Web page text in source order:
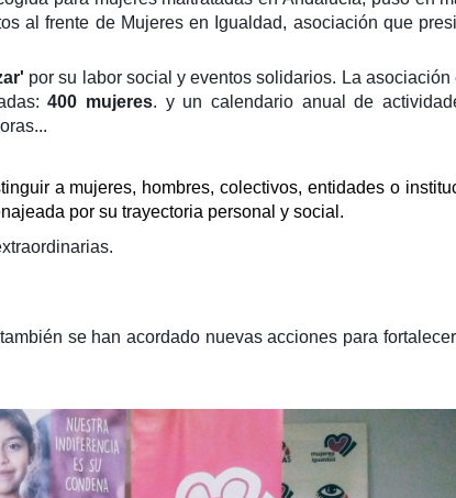
al frente de Mujeres en Igualdad, asociación que
por su labor social y eventos solidarios. La
400 mujeres. y un calendario anual de
a mujeres, hombres, colectivos, entidades o
por su trayectoria personal y social.
se han acordado nuevas acciones para fortalecer